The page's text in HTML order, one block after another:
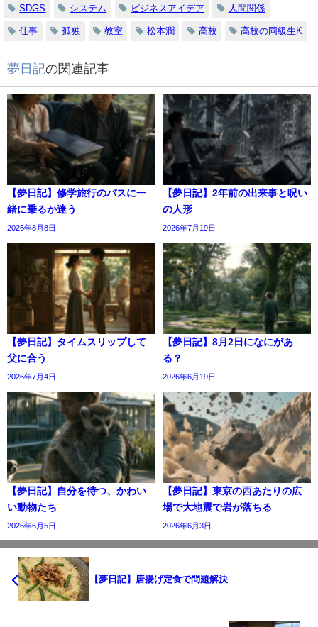
SDGS システム ビジネスアイデア 人間関係
仕事 孤独 教室 松本潤 高校 高校の同級生K
夢日記の関連記事
【夢日記】修学旅行のバスに一
緒に乗るか迷う
2026年8月8日
【夢日記】2年前の出来事と呪い
の人形
2026年7月19日
【夢日記】タイムスリップして
父に合う
2026年7月4日
【夢日記】8月2日になにがあ
る？
2026年6月19日
【夢日記】自分を待つ、かわい
い動物たち
2026年6月5日
【夢日記】東京の西あたりの広
場で大地震で岩が落ちる
2026年6月3日
【夢日記】唐揚げ定食で問題解決